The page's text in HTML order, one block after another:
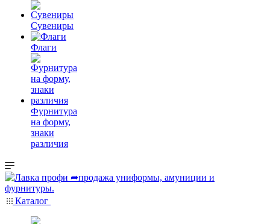
Сувениры
Флаги
Фурнитура
на форму,
знаки
различия
Каталог